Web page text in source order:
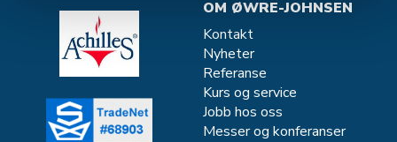
OM ØWRE-JOHNSEN
Kontakt
Nyheter
Referanse
Kurs og service
Jobb hos oss
Messer og konferanser